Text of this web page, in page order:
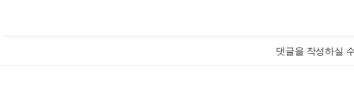
댓글을 작성하실